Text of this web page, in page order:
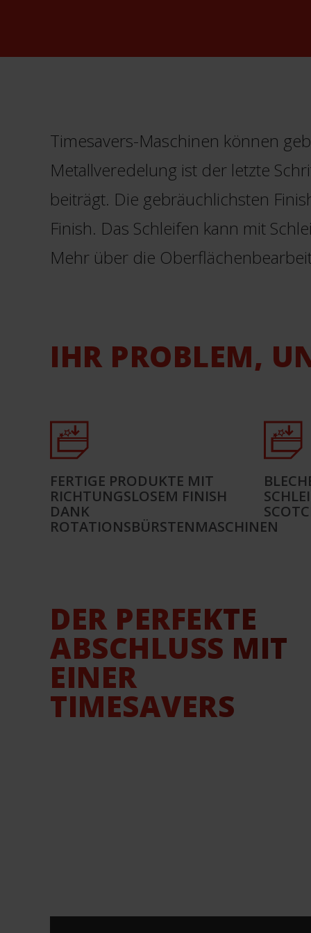
Timesavers-Maschinen können
Metallveredelung ist der letzte
beiträgt. Die gebräuchlichsten
Finish. Das Schleifen kann mit
Mehr über die
IHR PROBLEM,
FERTIGE PRODUKTE MIT
RICHTUNGSLOSEM FINISH
DANK
ROTATIONSBÜRSTENMASCHINEN
DER PERFEKTE
ABSCHLUSS MIT
EINER
TIMESAVERS